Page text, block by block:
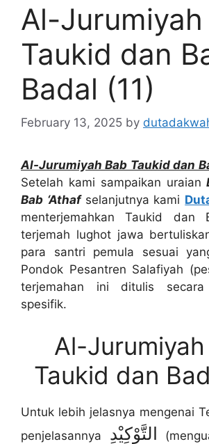
Al-Jurumiyah
Taukid dan
Badal (11)
February 13, 2025 by
Al-Jurumiyah Bab Taukid dan
Setelah kami sampaikan uraian
Bab ‘Athaf selanjutnya kami
menterjemahkan Taukid dan
terjemah lughot jawa
para santri pemula sesuai
Pondok Pesantren Salafiyah
terjemahan ini ditulis
spesifik.
Al-
Taukid dan
Untuk lebih jelasnya mengenai
penjelasannya التَّوْكِيْدِ